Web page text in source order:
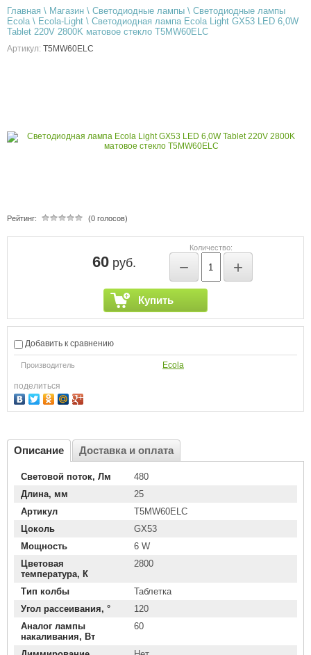
Главная \ Магазин \ Светодиодные лампы \ Светодиодные лампы
Ecola\ Ecola-Light \ Светодиодная лампа Ecola Light GX53 LED 6,0W
Tablet 220V 2800K матовое стекло T5MW60ELC
Артикул: T5MW60ELC
Рейтинг: (0 голосов)
60руб.
Количество:
− +
Купить
Добавить к сравнению
Производитель Ecola
поделиться
Описание Доставка и оплата
Световой поток, Лм
480
Длина, мм
25
Артикул
T5MW60ELC
Цоколь
GX53
Мощность
6 W
Цветовая
температура, К
2800
Тип колбы
Таблетка
Угол рассеивания, °
120
Аналог лампы
накаливания, Вт
60